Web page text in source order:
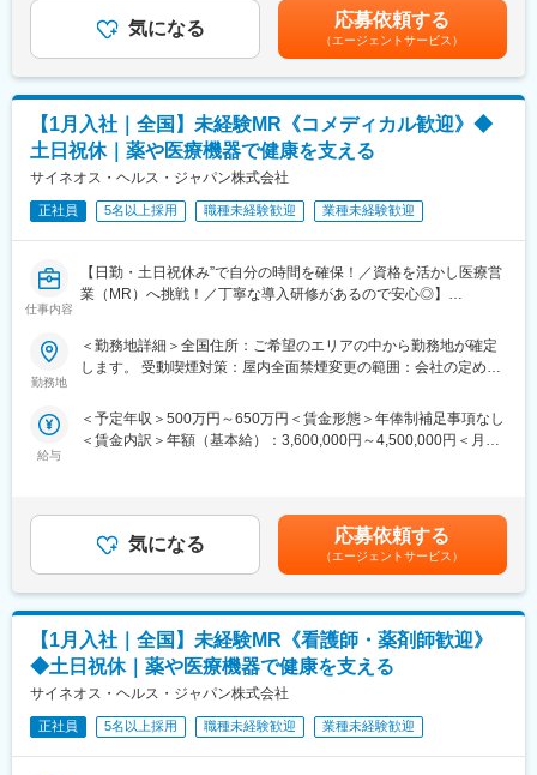
【業務内容】
大手製薬会社などを中心としたクライアントのプロジェクトへの
配属です。担当エリアの医療機関（開業医、病院）を訪問して、
医師、薬剤師に課題解決するための医薬品情報を提供、副作用情
報の収集を行っていただきます。
《具体的には...》
■新薬のプロモーション
■長期収載品の市場拡大
■ジェネリック医薬品のプロモーション
ェクトが出るまで保留）となる場合もございますのであらかじめ
ご認識の程よろしくお願いします※
変更の範囲：会社の定める業務
※プロジェクトマネージャー、スーパーバイザー(SV)より、日々の
活動についてフォローを受けられる環境です。全国にSVを配置
し、素早くフォローができる体制をとっています。
■組織：約600名のコントラクトMRが在籍しています。社長をは
じめ、役員クラスが元MR出身のためMRのキャリアや育成、長期
就業について力を入れている企業です。
■特徴：
(1)充実した教育体制：
・製品研修（約2週間～2ヶ月、プロジェクトによる）：入社オリ
エンテーション後に配属先プロジェクトの製薬メーカーにて製品
他、横断研修、eラーニングの研修等も受けることが可能です。
・オンコロジー専門MR育成プログラム、IBD専門育成プログラ
しています。
(2)プロジェクトマネジメント体制：プロジェクトマネージャー、
として結果を出せるように万全のサポート体制を整えています。
(3)豊富なプロジェクト数、50社を超える多数の取引メーカー：同
年代のMRの方が活躍されています。
■中途入社社員の年収例：
・入社3年目（MR経験者）28歳：642万（月給＋日当＋住宅手
当）
・入社5年目（MR経験者）33歳：712万（月給＋日当＋住宅手
当）
変更の範囲：会社の定める業務
す。※その他の手当は「待遇・福利厚生」欄をご参照ください。昇
給：年1回★頑張りに応じて年収UP★赴任先の評価次第で大幅に
年収をUPできます。（年2回業績給改定）賃金はあくまでも目安
の金額であり、選考を通じて上下する可能性があります。月給(月
額)は固定手当を含めた表記です。
気になる 応募依頼する
（エージェントサービス）
【1月入社｜全国】未経験MR《コメディカル歓迎》◆
土日祝休｜薬や医療機器で健康を支える
サイネオス・ヘルス・ジャパン株式会社
正社員 5名以上採用 職種未経験歓迎 業種未経験歓迎
仕事内容
【日勤・土日祝休み”で自分の時間を確保！／資格を活かし医療営
業（MR）へ挑戦！／丁寧な導入研修があるので安心◎】
《資格と想いがあれば活躍できる！》
「誰かのためになる仕事がしたい」「社会貢献につながる仕事を
したい」という想いがあればOK！当社には、臨床経験を活かして
ます。
これまでの経験を活かして新たなフィールドで活躍したい方を歓
■夜勤なし！日勤・土日祝休みで働き方改善・ワークライフバラン
スの両立が叶う！
■明確な評価制度あり！自身の成果や頑張りが客観的に評価され、
年収に反映されます。また、在籍年数が増えると永年勤続報奨金
や四半期一時金などの手当もアップします。つまり、やりがいや
努力がきちんと報われる報酬制度になっています。
《丁寧な研修・支援体制で成長を応援！》
入社後は2カ月間の研修制度がありますので、未経験の方も安心し
てご応募ください！同期社員と一緒に集中的に研修を行い、その
勤務地
＜勤務地詳細＞全国住所：ご希望のエリアの中から勤務地が確定
します。 受動喫煙対策：屋内全面禁煙変更の範囲：会社の定める
給与
＜予定年収＞500万円～650万円＜賃金形態＞年俸制補足事項なし
＜賃金内訳＞年額（基本給）：3,600,000円～4,500,000円＜月額
動・四半期一時金：10万円（四半期に1回、10万円程度支給）※た
だし支給条件有。他、永続勤務報奨金（3年勤務5万円支給、5年
勤務10万円…）ございます。賃金はあくまでも目安の金額であ
り、選考を通じて上下する可能性があります。月給(月額)は固定手
当を含めた表記です。
気になる 応募依頼する
（エージェントサービス）
【1月入社｜全国】未経験MR《看護師・薬剤師歓迎》
◆土日祝休｜薬や医療機器で健康を支える
サイネオス・ヘルス・ジャパン株式会社
正社員 5名以上採用 職種未経験歓迎 業種未経験歓迎